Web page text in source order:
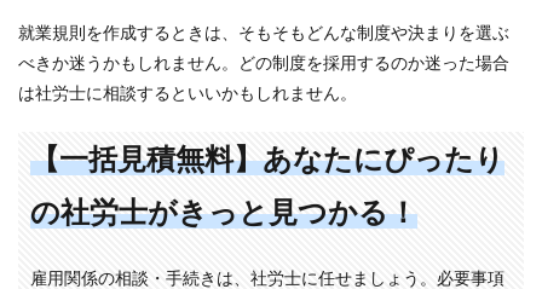
就業規則を作成するときは、そもそもどんな制度や決まりを選ぶ
べきか迷うかもしれません。どの制度を採用するのか迷った場合
は社労士に相談するといいかもしれません。
【一括見積無料】あなたにぴったり
の社労士がきっと見つかる！
雇用関係の相談・手続きは、社労士に任せましょう。必要事項